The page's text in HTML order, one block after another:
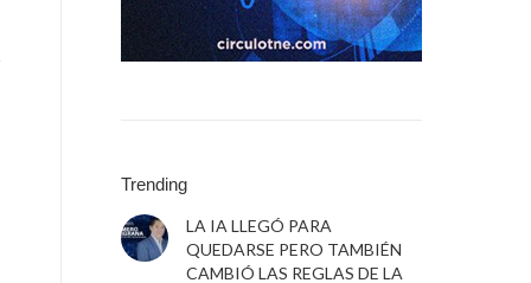
Trending
LA IA LLEGÓ PARA
QUEDARSE PERO TAMBIÉN
CAMBIÓ LAS REGLAS DE LA